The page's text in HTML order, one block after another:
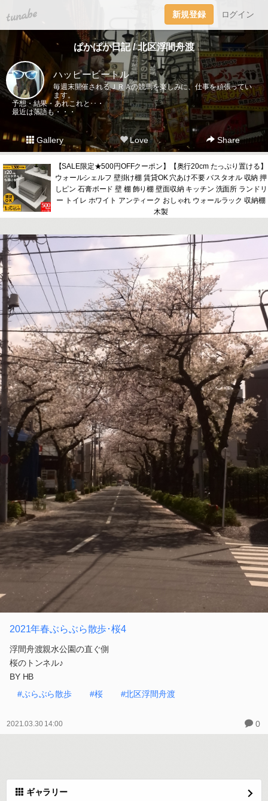
tuna.be 新規登録 ログイン
ぱかぱか日記 / 北区浮間舟渡
ハッピービートル
毎週末開催されるＪＲＡの競馬を楽しみに、仕事を頑張ってい
ます。
予想・結果・あれこれと･･・
最近は落語も・・・
Gallery Love Share
【SALE限定★500円OFFクーポン】【奥行20cm たっぷり置ける】
ウォールシェルフ 壁掛け棚 賃貸OK 穴あけ不要 バスタオル 収納 押
しピン 石膏ボード 壁 棚 飾り棚 壁面収納 キッチン 洗面所 ランドリ
ー トイレ ホワイト アンティーク おしゃれ ウォールラック 収納棚
木製
2021年春ぶらぶら散歩･桜4
浮間舟渡親水公園の直ぐ側
桜のトンネル♪
BY HB
#ぶらぶら散歩
#桜 #北区浮間舟渡
2021.03.30 14:00 0
ギャラリー